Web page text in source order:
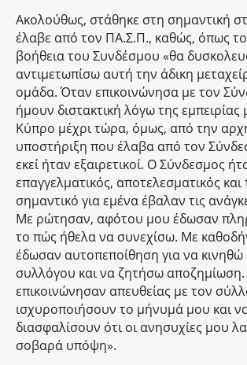
Ακολούθως, στάθηκε στη σημαντική
έλαβε από τον ΠΑ.Σ.Π., καθώς, όπως
βοήθεια του Συνδέσμου «θα
αντιμετωπίσω αυτή την άδικη
ομάδα. Όταν επικοινώνησα με τον
ήμουν διστακτική λόγω της
Κύπρο μέχρι τώρα, όμως, από την
υποστήριξη που έλαβα από τον
εκεί ήταν εξαιρετικοί. Ο Σύνδεσμος
επαγγελματικός, αποτελεσματικός και
σημαντικό για εμένα έβαλαν τις
Με ρώτησαν, αφότου μου έδωσαν
το πώς ήθελα να συνεχίσω. Με
έδωσαν αυτοπεποίθηση για να κινηθώ
συλλόγου και να ζητήσω αποζημίωση.
επικοινώνησαν απευθείας με τον
ισχυροποιήσουν το μήνυμά μου και
διασφαλίσουν ότι οι ανησυχίες μου
σοβαρά υπόψη».